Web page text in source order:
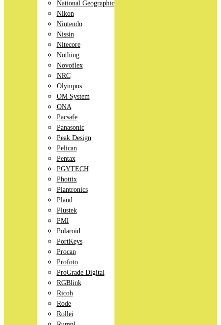
National Geographic
Nikon
Nintendo
Nissin
Nitecore
Nothing
Novoflex
NRC
Olympus
OM System
ONA
Pacsafe
Panasonic
Peak Design
Pelican
Pentax
PGYTECH
Phottix
Plantronics
Plaud
Plustek
PMI
Polaroid
PortKeys
Procan
Profoto
ProGrade Digital
RGBlink
Ricoh
Rode
Rollei